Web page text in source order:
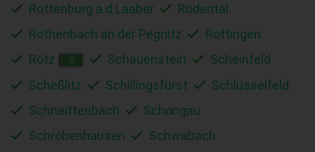
Rottenburg a.d.Laaber
Rödental
Röthenbach an der Pegnitz
Röttingen
Rötz
S Schauenstein
Scheinfeld
Scheßlitz
Schillingsfürst
Schlüsselfeld
Schnaittenbach
Schongau
Schrobenhausen
Schwabach